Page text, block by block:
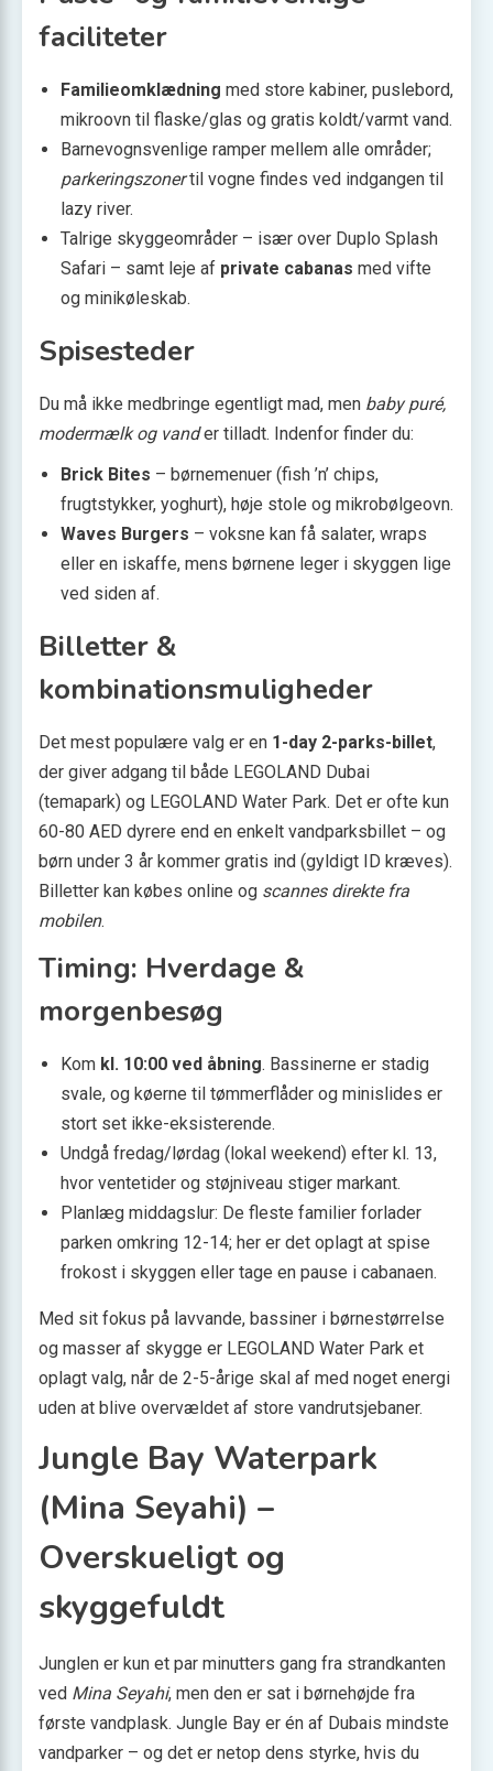
faciliteter
Familieomklædning med store kabiner, puslebord,
mikroovn til flaske/glas og gratis koldt/varmt vand.
Barnevognsvenlige ramper mellem alle områder;
parkeringszonertil vogne findes ved indgangen til
lazy river.
Talrige skyggeområder – især over Duplo Splash
Safari – samt leje af private cabanas med vifte
og minikøleskab.
Spisesteder
Du må ikke medbringe egentligt mad, men baby puré,
modermælk og vander tilladt. Indenfor finder du:
Brick Bites – børnemenuer (fish ’n’ chips,
frugtstykker, yoghurt), høje stole og mikrobølgeovn.
Waves Burgers – voksne kan få salater, wraps
eller en iskaffe, mens børnene leger i skyggen lige
ved siden af.
Billetter &
kombinationsmuligheder
Det mest populære valg er en 1-day 2-parks-billet,
der giver adgang til både LEGOLAND Dubai
(temapark) og LEGOLAND Water Park. Det er ofte kun
60-80 AED dyrere end en enkelt vandparksbillet – og
børn under 3 år kommer gratis ind (gyldigt ID kræves).
Billetter kan købes online og scannes direkte fra
mobilen.
Timing: Hverdage &
morgenbesøg
Kom kl. 10:00 ved åbning. Bassinerne er stadig
svale, og køerne til tømmerflåder og minislides er
stort set ikke-eksisterende.
Undgå fredag/lørdag (lokal weekend) efter kl. 13,
hvor ventetider og støjniveau stiger markant.
Planlæg middagslur: De fleste familier forlader
parken omkring 12-14; her er det oplagt at spise
frokost i skyggen eller tage en pause i cabanaen.
Med sit fokus på lavvande, bassiner i børnestørrelse
og masser af skygge er LEGOLAND Water Park et
oplagt valg, når de 2-5-årige skal af med noget energi
uden at blive overvældet af store vandrutsjebaner.
Jungle Bay Waterpark
(Mina Seyahi) –
Overskueligt og
skyggefuldt
Junglen er kun et par minutters gang fra strandkanten
ved Mina Seyahi, men den er sat i børnehøjde fra
første vandplask. Jungle Bay er én af Dubais mindste
vandparker – og det er netop dens styrke, hvis du